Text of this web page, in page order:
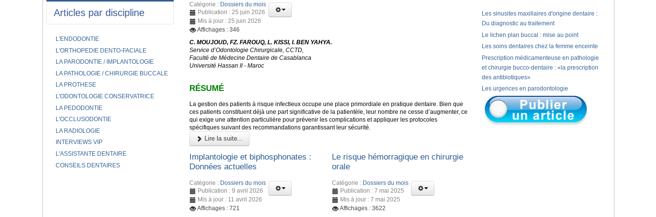
Catégorie : Dossiers du mois
Publication : 25 juin 2026
Mis à jour : 25 juin 2026
Affichages : 346
C. MOUJOUD, FZ. FAROUQ, L. KISSI, I. BEN YAHYA.
Service d’Odontologie Chirurgicale, CCTD,
Faculté de Médecine Dentaire de Casablanca
Université Hassan II - Maroc
RÉSUMÉ
La gestion des patients à risque infectieux occupe une place primordiale en pratique dentaire. Bien que
ces patients constituent déjà une part significative de la patientèle, leur nombre ne cesse d’augmenter, ce
qui exige une attention particulière pour prévenir les complications et appliquer les protocoles
spécifiques suivant des recommandations garantissant leur sécurité.
Lire la suite...
Implantologie et biphosphonates :
Données actuelles
Catégorie : Dossiers du mois
Publication : 9 avril 2026
Mis à jour : 11 avril 2026
Affichages : 721
Le risque hémorragique en chirurgie
orale
Catégorie : Dossiers du mois
Publication : 7 mai 2025
Mis à jour : 7 mai 2025
Affichages : 3622
Articles par discipline
L'ENDODONTIE
L'ORTHOPEDIE DENTO-FACIALE
LA PARODONTIE / IMPLANTOLOGIE
LA PATHOLOGIE / CHIRURGIE BUCCALE
LA PROTHESE
L'ODONTOLOGIE CONSERVATRICE
LA PEDODONTIE
L'OCCLUSODONTIE
LA RADIOLOGIE
INTERVIEWS VIP
L'ASSISTANTE DENTAIRE
CONSEILS DENTAIRES
Les sinusites maxillaires d'origine dentaire :
Du diagnostic au traitement
Le lichen plan buccal : mise au point
Les soins dentaires chez la femme enceinte
Prescription médicamenteuse en pathologie
et chirurgie bucco-dentaire : «la prescription
des antibiotiques»
Les urgences en parodontologie